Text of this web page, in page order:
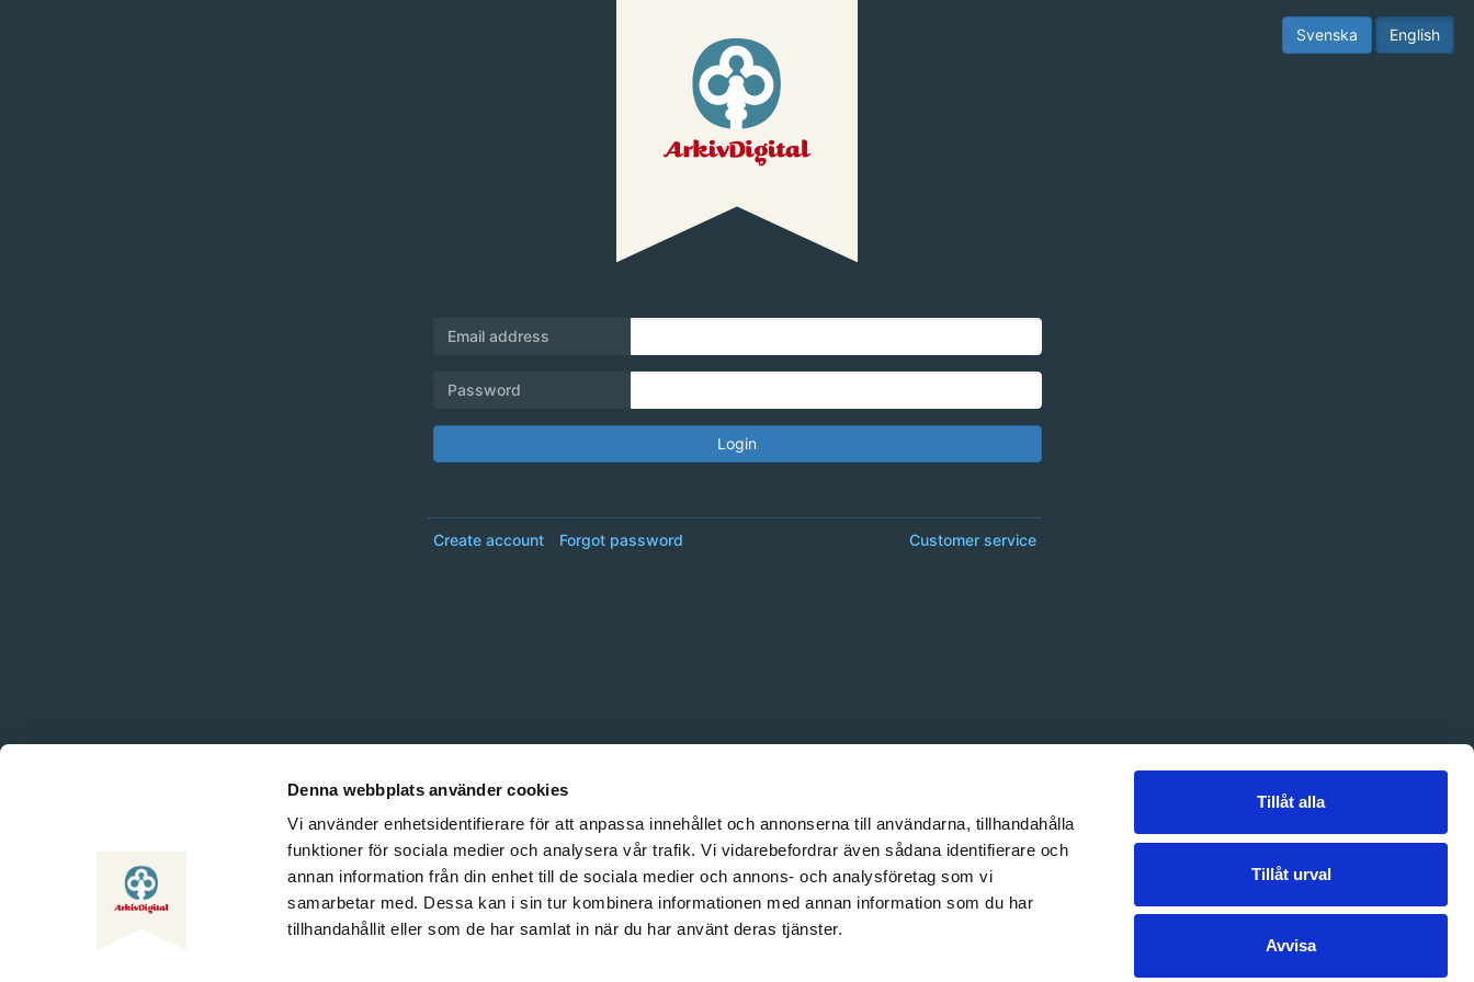
Denna webbplats använder cookies
Vi använder enhetsidentifierare för att anpassa innehållet och annonserna till användarna, tillhandahålla
funktioner för sociala medier och analysera vår trafik. Vi vidarebefordrar även sådana identifierare och
annan information från din enhet till de sociala medier och annons- och analysföretag som vi
samarbetar med. Dessa kan i sin tur kombinera informationen med annan information som du har
tillhandahållit eller som de har samlat in när du har använt deras tjänster.
Tillåt alla
Tillåt urval
Avvisa
English
Svenska
Email address
Password
Login
Customer service
Create account Forgot password